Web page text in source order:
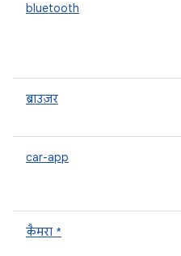
bluetooth
ब्राउज़र
car-app
कैमरा *